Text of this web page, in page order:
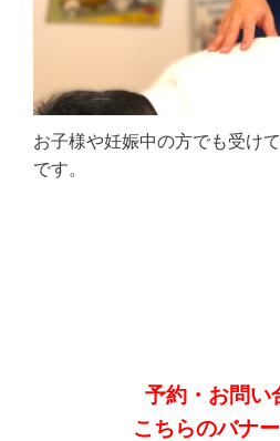
お子様や妊娠中の方でも受け
です。
予約・お問い
こちらのバナ